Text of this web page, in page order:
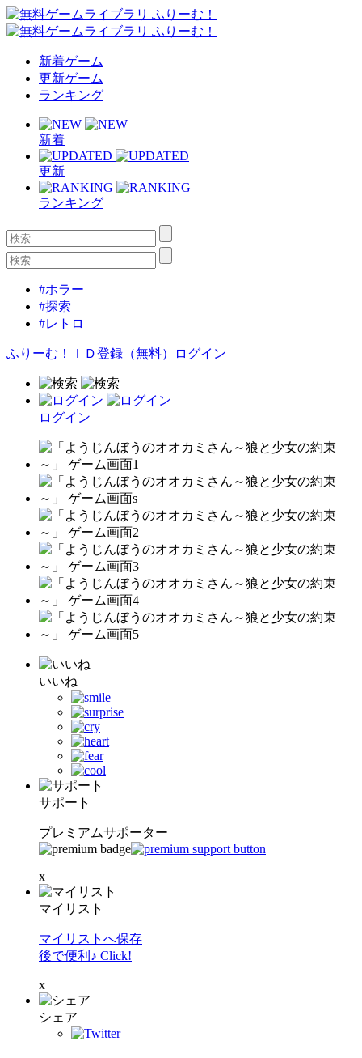
新着ゲーム
更新ゲーム
ランキング
新着
更新
ランキング
#ホラー
#探索
#レトロ
ふりーむ！ＩＤ登録（無料） ログイン
ログイン
いいね
サポート
プレミアムサポーター
x
マイリスト
マイリストへ保存
後で便利♪ Click!
x
シェア